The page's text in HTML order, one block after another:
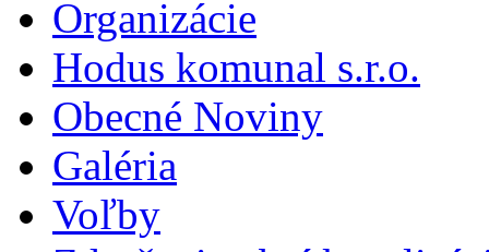
Organizácie
Hodus komunal s.r.o.
Obecné Noviny
Galéria
Voľby